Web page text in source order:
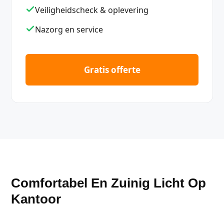
Veiligheidscheck & oplevering
Nazorg en service
Gratis offerte
Comfortabel En Zuinig Licht Op
Kantoor